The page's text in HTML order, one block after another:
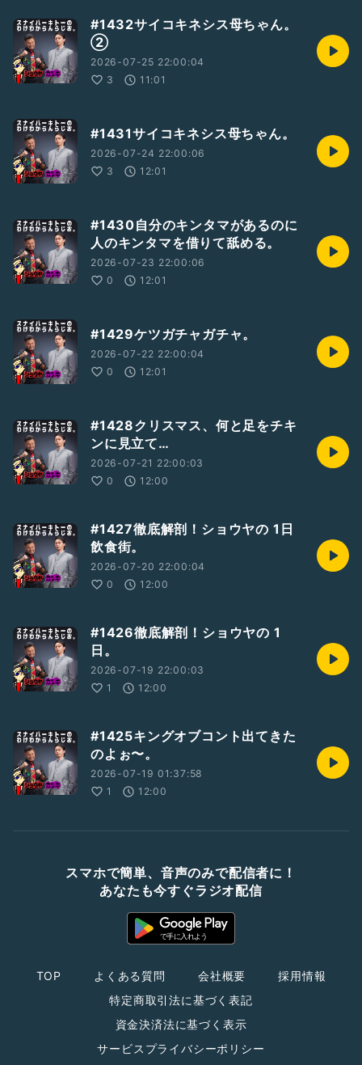
#1432サイコキネシス母ちゃん。
②
2026-07-25 22:00:04
3
11:01
#1431サイコキネシス母ちゃん。
2026-07-24 22:00:06
3
12:01
#1430自分のキンタマがあるのに
人のキンタマを借りて舐める。
2026-07-23 22:00:06
0
12:01
#1429ケツガチャガチャ。
2026-07-22 22:00:04
0
12:01
#1428クリスマス、何と足をチキ
ンに見立て…
2026-07-21 22:00:03
0
12:00
#1427徹底解剖！ショウヤの 1日
飲食街。
2026-07-20 22:00:04
0
12:00
#1426徹底解剖！ショウヤの 1
日。
2026-07-19 22:00:03
1
12:00
#1425キングオブコント出てきた
のよぉ〜。
2026-07-19 01:37:58
1
12:00
スマホで簡単、音声のみで配信者に！
あなたも今すぐラジオ配信
TOP よくある質問 会社概要
採用情報
特定商取引法に基づく表記
資金決済法に基づく表示
サービスプライバシーポリシー